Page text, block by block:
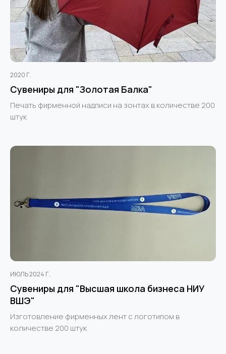
2020 Г.
Сувениры для "Золотая Балка"
Печать фирменной надписи на зонтах в количестве 200
штук
ИЮЛЬ 2024 Г.
Сувениры для "Высшая школа бизнеса НИУ
ВШЭ"
Изготовление фирменных лент с логотипом в
количестве 200 штук